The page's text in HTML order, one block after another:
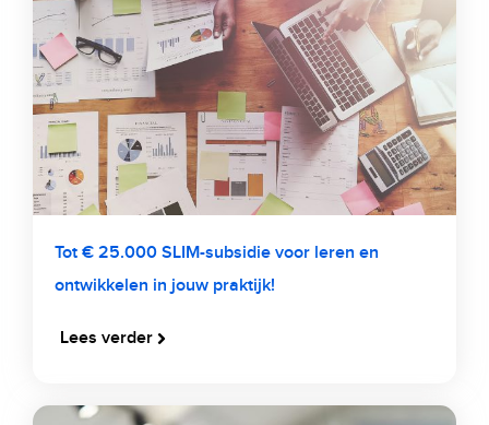
Tot € 25.000 SLIM-subsidie voor leren en
ontwikkelen in jouw praktijk!
Lees verder